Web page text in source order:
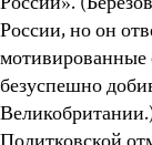
России, но он
безуспешно